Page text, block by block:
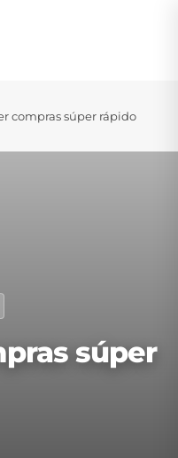
compras súper rápido
súper